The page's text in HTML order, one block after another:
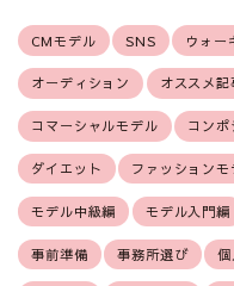
CMモデル SNS ウォー
オーディション オススメ記
コマーシャルモデル コンポ
ダイエット ファッションモ
モデル中級編 モデル入門編
事前準備 事務所選び 個